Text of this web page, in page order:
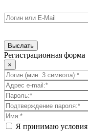
Регистрационная форма
×
Я принимаю условия